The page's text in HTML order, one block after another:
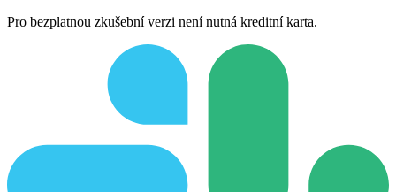
Pro bezplatnou zkušební verzi není nutná kreditní karta.